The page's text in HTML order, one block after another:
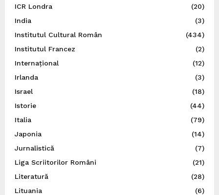
ICR Londra
(20)
India
(3)
Institutul Cultural Român
(434)
Institutul Francez
(2)
Internațional
(12)
Irlanda
(3)
Israel
(18)
Istorie
(44)
Italia
(79)
Japonia
(14)
Jurnalistică
(7)
Liga Scriitorilor Români
(21)
Literatură
(28)
Lituania
(6)